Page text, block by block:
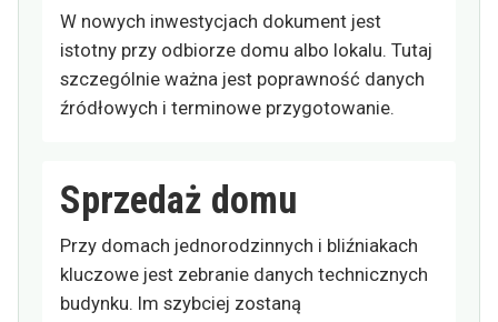
W nowych inwestycjach dokument jest
istotny przy odbiorze domu albo lokalu. Tutaj
szczególnie ważna jest poprawność danych
źródłowych i terminowe przygotowanie.
Sprzedaż domu
Przy domach jednorodzinnych i bliźniakach
kluczowe jest zebranie danych technicznych
budynku. Im szybciej zostaną